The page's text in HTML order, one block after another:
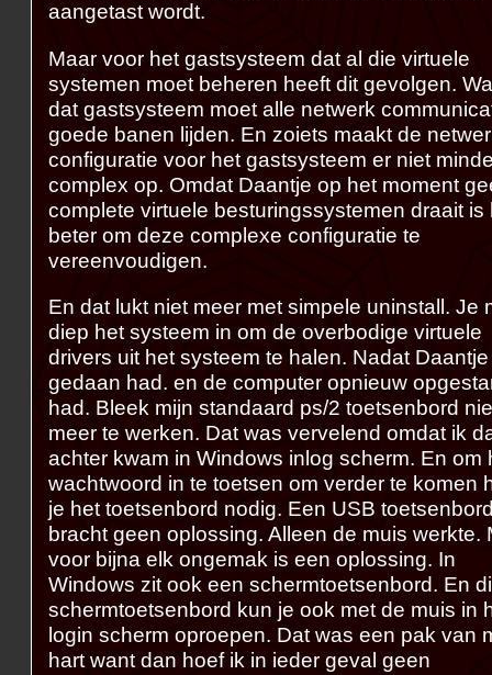
aangetast wordt.
Maar voor het gastsysteem dat al die virtuele
systemen moet beheren heeft dit gevolgen.
dat gastsysteem moet alle netwerk
goede banen lijden. En zoiets maakt de
configuratie voor het gastsysteem er niet
complex op. Omdat Daantje op het moment
complete virtuele besturingssystemen draait is
beter om deze complexe configuratie te
vereenvoudigen.
En dat lukt niet meer met simpele uninstall. Je
diep het systeem in om de overbodige virtuele
drivers uit het systeem te halen. Nadat
gedaan had. en de computer opnieuw
had. Bleek mijn standaard ps/2 toetsenbord
meer te werken. Dat was vervelend omdat ik
achter kwam in Windows inlog scherm. En om
wachtwoord in te toetsen om verder te komen
je het toetsenbord nodig. Een USB
bracht geen oplossing. Alleen de muis werkte.
voor bijna elk ongemak is een oplossing. In
Windows zit ook een schermtoetsenbord. En
schermtoetsenbord kun je ook met de muis in
login scherm oproepen. Dat was een pak van
hart want dan hoef ik in ieder geval geen